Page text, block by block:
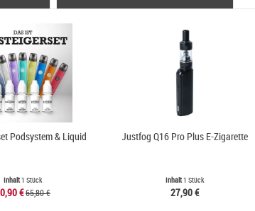
Podsystem & Liquid
Inhalt1 Stück
€65,80 €
Justfog Q16 Pro Plus E-Zigarette
Inhalt1 Stück
27,90 €